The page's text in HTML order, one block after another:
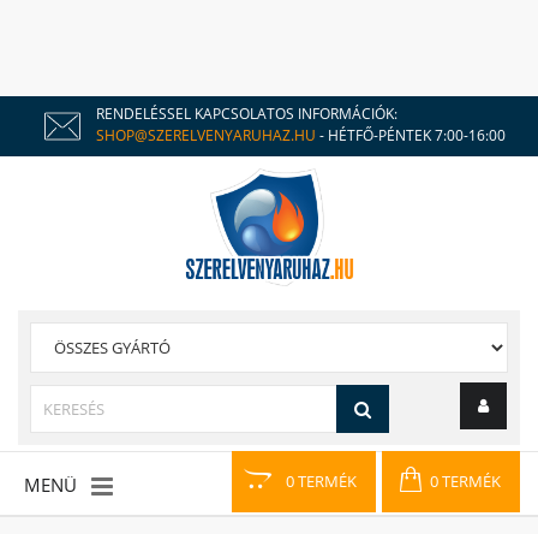
RENDELÉSSEL KAPCSOLATOS INFORMÁCIÓK:
SHOP@SZERELVENYARUHAZ.HU - HÉTFŐ-PÉNTEK 7:00-16:00
0 TERMÉK 0 TERMÉK
MENÜ